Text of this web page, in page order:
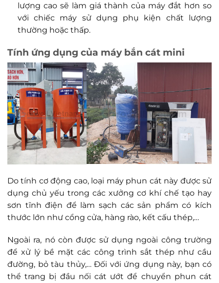
lượng cao sẽ làm giá thành của máy đắt hơn so
với chiếc máy sử dụng phụ kiện chất lượng
thường hoặc thấp.
Tính ứng dụng của máy bắn cát mini
Do tính cơ động cao, loại máy phun cát này được sử
dụng chủ yếu trong các xưởng cơ khí chế tạo hay
sơn tĩnh điện để làm sạch các sản phẩm có kích
thước lớn như cổng cửa, hàng rào, kết cấu thép,…
Ngoài ra, nó còn được sử dụng ngoài công trường
để xử lý bề mặt các công trình sắt thép như cầu
đường, bỏ tàu thủy,… Đối với ứng dụng này, bạn có
thể trang bị đầu nối cát ướt để chuyển phun cát